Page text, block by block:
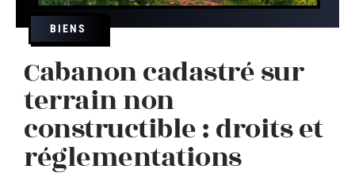
BIENS
Cabanon cadastré sur
terrain non
constructible : droits et
réglementations